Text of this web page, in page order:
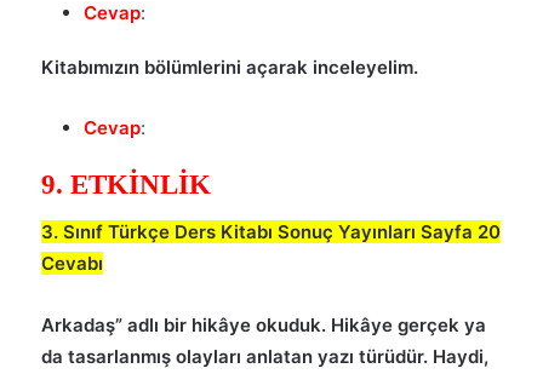
Cevap:
Kitabımızın bölümlerini açarak inceleyelim.
Cevap:
9. ETKİNLİK
3. Sınıf Türkçe Ders Kitabı Sonuç Yayınları Sayfa 20
Cevabı
Arkadaş” adlı bir hikâye okuduk. Hikâye gerçek ya
da tasarlanmış olayları anlatan yazı türüdür. Haydi,